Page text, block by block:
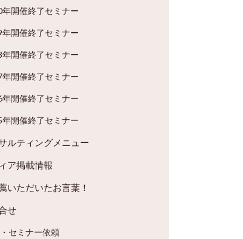
開催終了セミナー
開催終了セミナー
開催終了セミナー
開催終了セミナー
開催終了セミナー
開催終了セミナー
ルティングメニュー
ア掲載情報
いただいたお言葉！
せ
セミナー依頼